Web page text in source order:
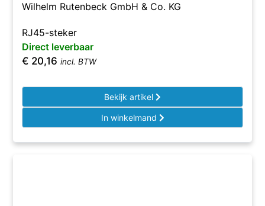
Wilhelm Rutenbeck GmbH & Co. KG
RJ45-steker
Direct leverbaar
€ 20,16 incl. BTW
Bekijk artikel
In winkelmand